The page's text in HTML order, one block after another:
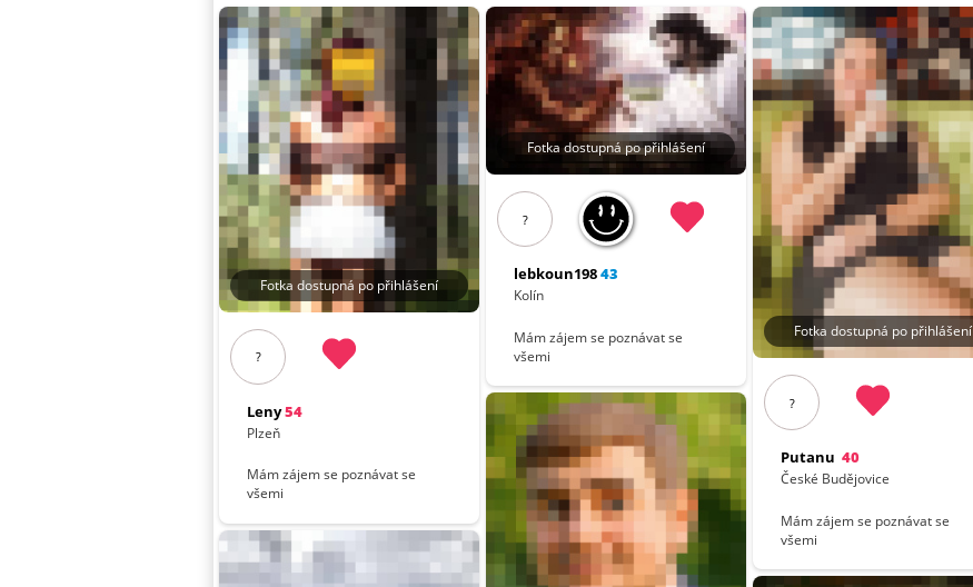
Fotka dostupná po přihlášení
?
Leny54
Plzeň
Mám zájem se poznávat se
všemi
Fotka dostupná po přihlášení
?
lebkoun19843
Kolín
Mám zájem se poznávat se
všemi
Fotka dostupná po přihlášení
?
Putanu 40
České Budějovice
Mám zájem se poznávat se
všemi